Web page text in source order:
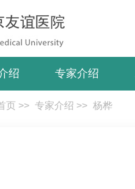
绍 专家介绍
页 >> 专家介绍 >> 杨桦